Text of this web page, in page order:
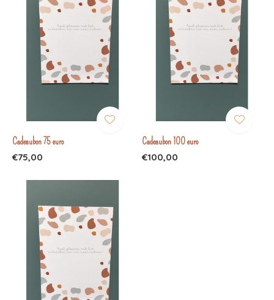
Cadeaubon 75 euro
€75,00
Cadeaubon 100 euro
€100,00